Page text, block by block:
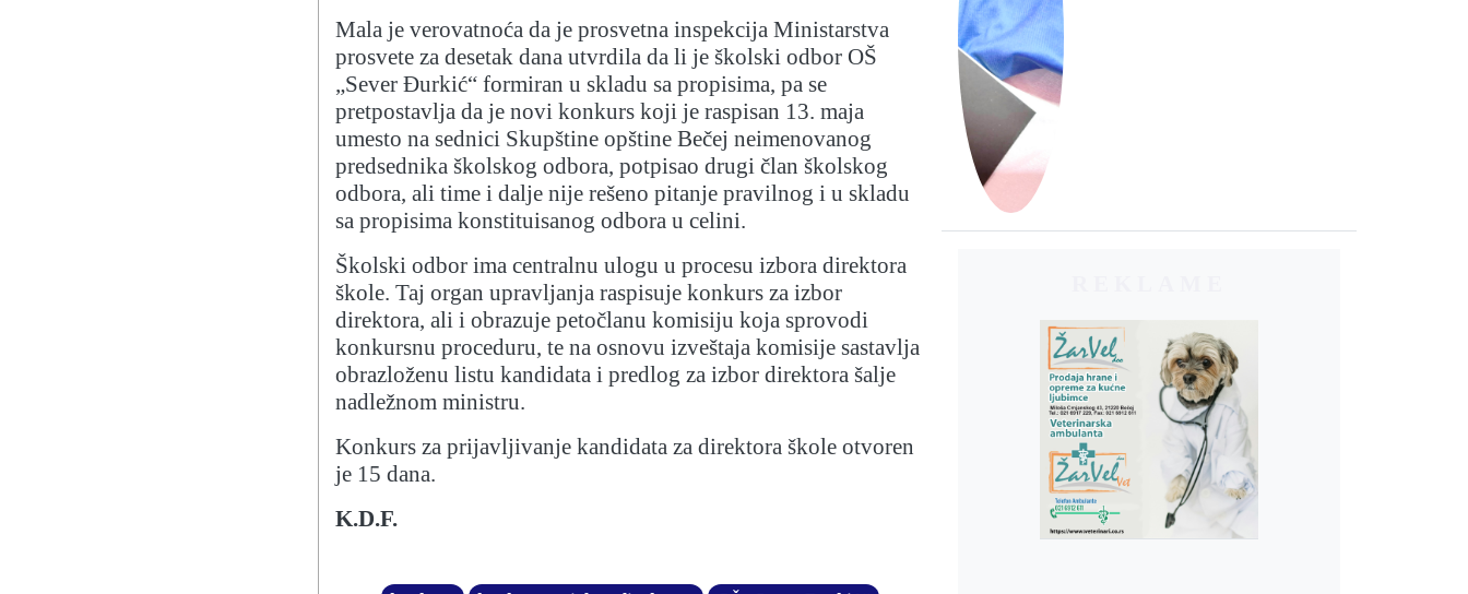
Mala je verovatnoća da je prosvetna inspekcija Ministarstva
prosvete za desetak dana utvrdila da li je školski odbor OŠ
„Sever Đurkić“ formiran u skladu sa propisima, pa se
pretpostavlja da je novi konkurs koji je raspisan 13. maja
umesto na sednici Skupštine opštine Bečej neimenovanog
predsednika školskog odbora, potpisao drugi član školskog
odbora, ali time i dalje nije rešeno pitanje pravilnog i u skladu
sa propisima konstituisanog odbora u celini.
Školski odbor ima centralnu ulogu u procesu izbora direktora
škole. Taj organ upravljanja raspisuje konkurs za izbor
direktora, ali i obrazuje petočlanu komisiju koja sprovodi
konkursnu proceduru, te na osnovu izveštaja komisije sastavlja
obrazloženu listu kandidata i predlog za izbor direktora šalje
nadležnom ministru.
Konkurs za prijavljivanje kandidata za direktora škole otvoren
je 15 dana.
K.D.F.